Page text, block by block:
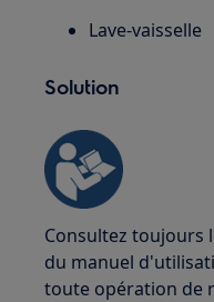
Lave-vaisselle
Solution
Consultez toujours
du manuel
toute opération de